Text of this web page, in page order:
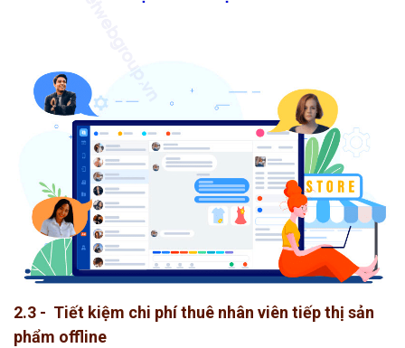
2.3 - Tiết kiệm chi phí thuê nhân viên tiếp thị sản
phẩm offline